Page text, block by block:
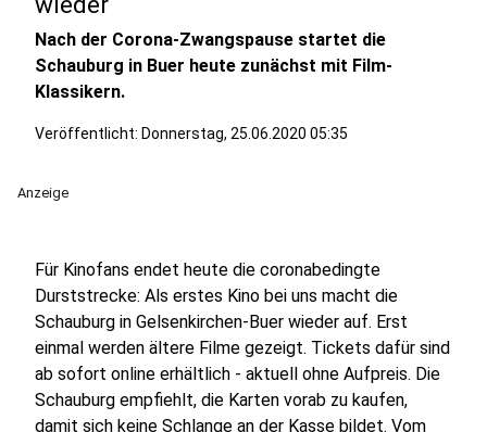
Nach der Corona-Zwangspause startet die
Schauburg in Buer heute zunächst mit Film-
Klassikern.
Veröffentlicht: Donnerstag, 25.06.2020 05:35
Anzeige
Für Kinofans endet heute die coronabedingte
Durststrecke: Als erstes Kino bei uns macht die
Schauburg in Gelsenkirchen-Buer wieder auf. Erst
einmal werden ältere Filme gezeigt. Tickets dafür sind
ab sofort online erhältlich - aktuell ohne Aufpreis. Die
Schauburg empfiehlt, die Karten vorab zu kaufen,
damit sich keine Schlange an der Kasse bildet. Vom